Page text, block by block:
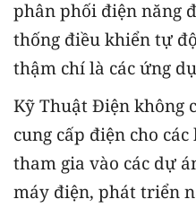
phân phối điện năng
thống điều khiển tự
thậm chí là các ứng
Kỹ Thuật Điện không
cung cấp điện cho
tham gia vào các dự
máy điện, phát triển